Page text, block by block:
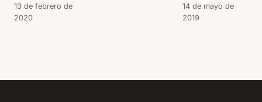
este post con
vosotros! El
de verano: una
13 de febrero de
2020
mail o encargo
con el reto de
barata”? Pues
14 de mayo de
2019